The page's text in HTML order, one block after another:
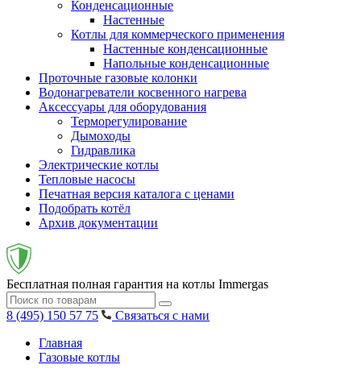
Конденсационные
Настенные
Котлы для коммерческого применения
Настенные конденсационные
Напольные конденсационные
Проточные газовые колонки
Водонагреватели косвенного нагрева
Аксессуары для оборудования
Терморегулирование
Дымоходы
Гидравлика
Электрические котлы
Тепловые насосы
Печатная версия каталога с ценами
Подобрать котёл
Архив документации
Бесплатная полная гарантия на котлы Immergas
8 (495) 150 57 75
Связаться с нами
Главная
Газовые котлы